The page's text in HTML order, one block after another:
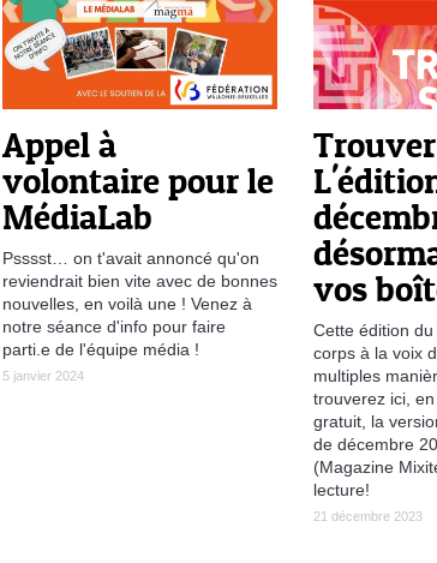
Appel à
volontaire pour le
MédiaLab
Psssst… on t'avait annoncé qu'on
reviendrait bien vite avec de bonnes
nouvelles, en voilà une ! Venez à
notre séance d'info pour faire
parti.e de l'équipe média !
5 janvier 2024
vos
Cette édition
corps à la voix
multiples
trouverez ici,
gratuit, la
de décembre
(Magazine
lecture!
21 décembre 2023